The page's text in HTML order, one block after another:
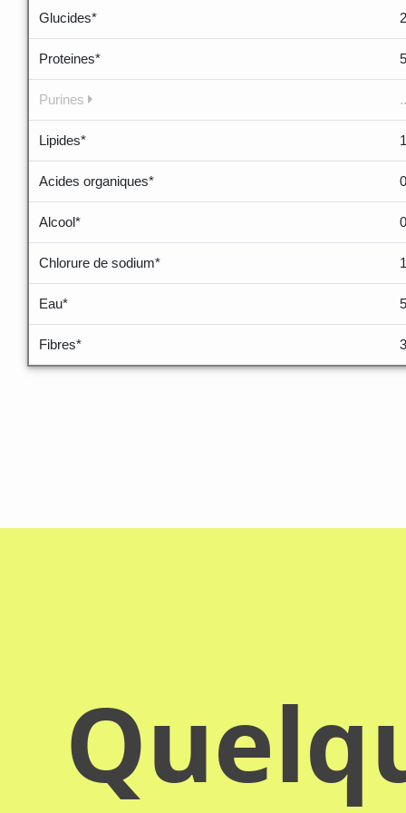
Glucides*
Proteines*
Purines
Lipides*
Acides organiques*
Alcool*
Chlorure de sodium*
Eau*
Fibres*